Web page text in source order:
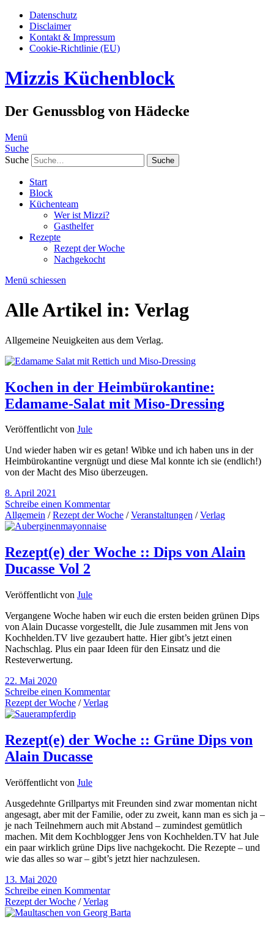
Datenschutz
Disclaimer
Kontakt & Impressum
Cookie-Richtlinie (EU)
Mizzis Küchenblock
Der Genussblog von Hädecke
Menü
Suche
Suche
Start
Block
Küchenteam
Wer ist Mizzi?
Gasthelfer
Rezepte
Rezept der Woche
Nachgekocht
Menü schiessen
Alle Artikel in: Verlag
Allgemeine Neuigkeiten aus dem Verlag.
Kochen in der Heimbürokantine:
Edamame-Salat mit Miso-Dressing
Veröffentlicht von Jule
Und wieder haben wir es getan! Wibke und ich haben uns in der
Heimbürokantine vergnügt und diese Mal konnte ich sie (endlich!)
von der Macht des Miso überzeugen.
8. April 2021
Schreibe einen Kommentar
Allgemein /Rezept der Woche /Veranstaltungen /Verlag
Rezept(e) der Woche :: Dips von Alain
Ducasse Vol 2
Veröffentlicht von Jule
Vergangene Woche haben wir euch die ersten beiden grünen Dips
von Alain Ducasse vorgestellt, die Jule zusammen mit Jens von
Kochhelden.TV live gezaubert hatte. Hier gibt’s jetzt einen
Nachschlag. Plus ein paar Ideen für den Einsatz und die
Resteverwertung.
22. Mai 2020
Schreibe einen Kommentar
Rezept der Woche /Verlag
Rezept(e) der Woche :: Grüne Dips von
Alain Ducasse
Veröffentlicht von Jule
Ausgedehnte Grillpartys mit Freunden sind zwar momentan nicht
angesagt, aber mit der Familie, oder zu zweit, kann man es sich ja –
je nach Teilnehmern auch mit Abstand – zumindest gemütlich
machen. Mit dem Kochblogger Jens von Kochhelden.TV hat Jule
ein paar wirklich grüne Dips live nachgekocht. Die Rezepte – und
wie das alles so war – gibt’s jetzt hier nachzulesen.
13. Mai 2020
Schreibe einen Kommentar
Rezept der Woche /Verlag